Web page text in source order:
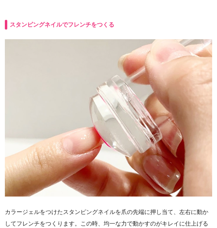
スタンピングネイルでフレンチをつくる
カラージェルをつけたスタンピングネイルを爪の先端に押し当て、左右に動か
してフレンチをつくります。この時、均一な力で動かすのがキレイに仕上げる